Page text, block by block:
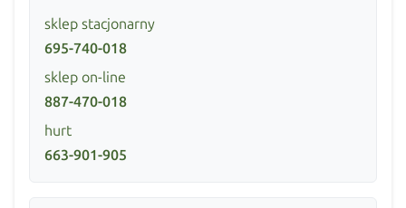
sklep stacjonarny
695-740-018
sklep on-line
887-470-018
hurt
663-901-905